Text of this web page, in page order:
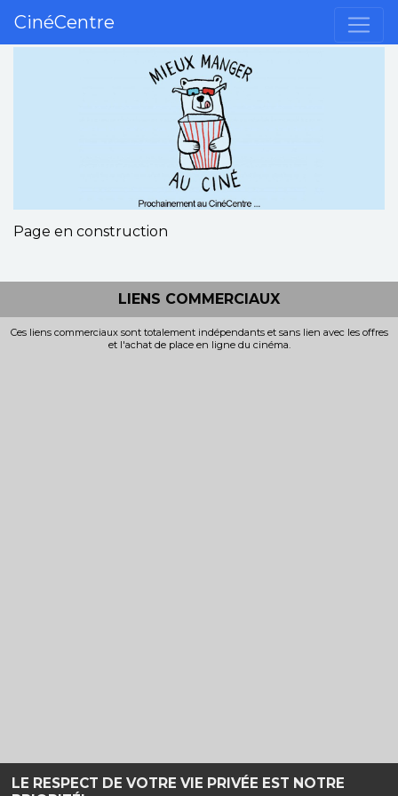
LE RESPECT DE VOTRE VIE PRIVÉE EST NOTRE
CinéCentre
Page en construction
LIENS COMMERCIAUX
Ces liens commerciaux sont totalement indépendants et sans lien avec les offres
et l'achat de place en ligne du cinéma.